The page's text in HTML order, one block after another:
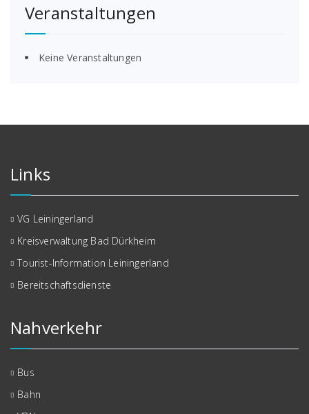
Veranstaltungen
Keine Veranstaltungen
Links
VG Leiningerland
Kreisverwaltung Bad Dürkheim
Tourist-Information Leiningerland
Bereitschaftsdienste
Nahverkehr
Bus
Bahn